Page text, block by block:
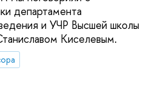
департамента
и УЧР Высшей школы
Киселевым.